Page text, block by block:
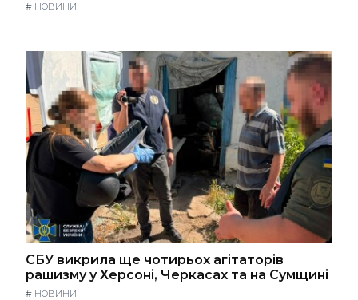
# НОВИНИ
СБУ викрила ще чотирьох агітаторів
рашизму у Херсоні, Черкасах та на Сумщині
# НОВИНИ